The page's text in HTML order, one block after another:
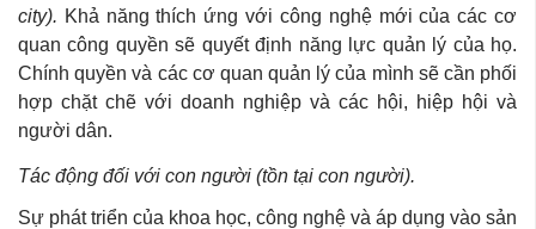
city). Khả năng thích ứng với công nghệ mới của các cơ
quan công quyền sẽ quyết định năng lực quản lý của họ.
Chính quyền và các cơ quan quản lý của mình sẽ cần phối
hợp chặt chẽ với doanh nghiệp và các hội, hiệp hội và
người dân.
Tác động đối với con người (tồn tại con người).
Sự phát triển của khoa học, công nghệ và áp dụng vào sản